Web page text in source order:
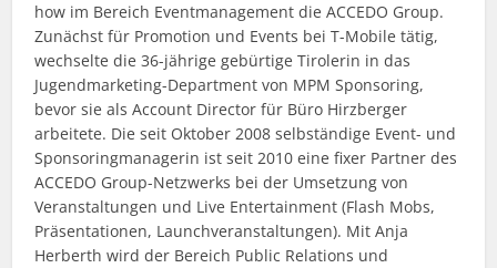
how im Bereich Eventmanagement die ACCEDO Group.
Zunächst für Promotion und Events bei T-Mobile tätig,
wechselte die 36-jährige gebürtige Tirolerin in das
Jugendmarketing-Department von MPM Sponsoring,
bevor sie als Account Director für Büro Hirzberger
arbeitete. Die seit Oktober 2008 selbständige Event- und
Sponsoringmanagerin ist seit 2010 eine fixer Partner des
ACCEDO Group-Netzwerks bei der Umsetzung von
Veranstaltungen und Live Entertainment (Flash Mobs,
Präsentationen, Launchveranstaltungen). Mit Anja
Herberth wird der Bereich Public Relations und